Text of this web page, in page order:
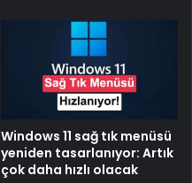
Windows 11 sağ tık menüsü
yeniden tasarlanıyor: Artık
çok daha hızlı olacak